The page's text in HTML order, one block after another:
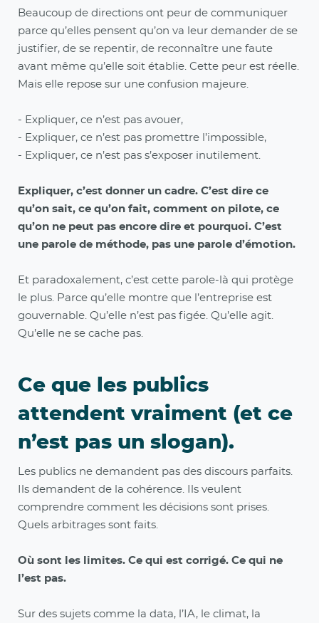
Beaucoup de directions ont peur de communiquer
parce qu’elles pensent qu’on va leur demander de se
justifier, de se repentir, de reconnaître une faute
avant même qu’elle soit établie. Cette peur est réelle.
Mais elle repose sur une confusion majeure.
- Expliquer, ce n’est pas avouer,
- Expliquer, ce n’est pas promettre l’impossible,
- Expliquer, ce n’est pas s’exposer inutilement.
Expliquer, c’est donner un cadre. C’est dire ce
qu’on sait, ce qu’on fait, comment on pilote, ce
qu’on ne peut pas encore dire et pourquoi. C’est
une parole de méthode, pas une parole d’émotion.
Et paradoxalement, c’est cette parole-là qui protège
le plus. Parce qu’elle montre que l’entreprise est
gouvernable. Qu’elle n’est pas figée. Qu’elle agit.
Qu’elle ne se cache pas.
Ce que les publics
attendent vraiment (et ce
n’est pas un slogan).
Les publics ne demandent pas des discours parfaits.
Ils demandent de la cohérence. Ils veulent
comprendre comment les décisions sont prises.
Quels arbitrages sont faits.
Où sont les limites. Ce qui est corrigé. Ce qui ne
l’est pas.
Sur des sujets comme la data, l’IA, le climat, la